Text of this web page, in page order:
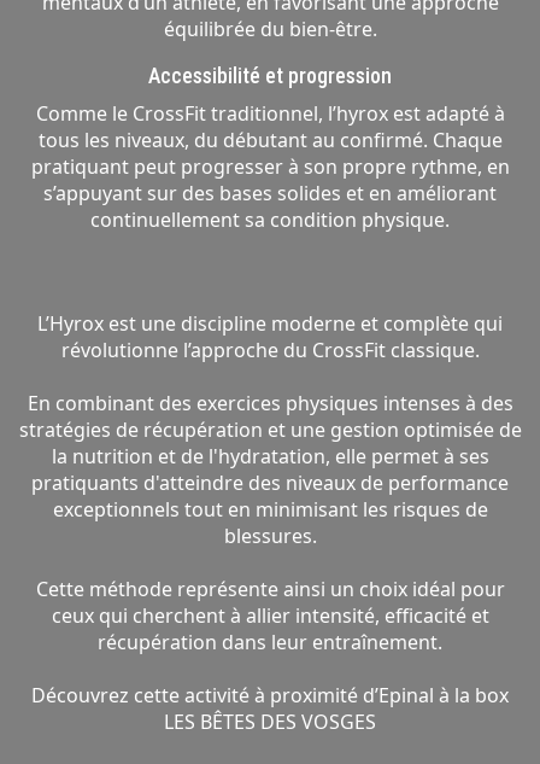
équilibrée du bien-être.
Accessibilité et progression
Comme le CrossFit traditionnel, l’hyrox est adapté à
tous les niveaux, du débutant au confirmé. Chaque
pratiquant peut progresser à son propre rythme, en
s’appuyant sur des bases solides et en améliorant
continuellement sa condition physique.
L’Hyrox est une discipline moderne et complète qui
révolutionne l’approche du CrossFit classique.
En combinant des exercices physiques intenses à des
stratégies de récupération et une gestion optimisée de
la nutrition et de l'hydratation, elle permet à ses
pratiquants d'atteindre des niveaux de performance
exceptionnels tout en minimisant les risques de
blessures.
Cette méthode représente ainsi un choix idéal pour
ceux qui cherchent à allier intensité, efficacité et
récupération dans leur entraînement.
Découvrez cette activité à proximité d’Epinal à la box
LES BÊTES DES VOSGES